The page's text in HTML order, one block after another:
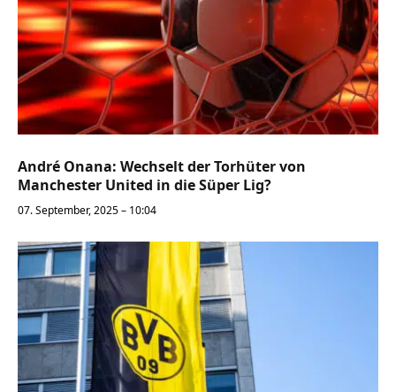
André Onana: Wechselt der Torhüter von
Manchester United in die Süper Lig?
07. September, 2025 – 10:04